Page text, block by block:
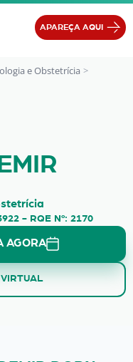
APAREÇA AQUI
e Obstetrícia
- RQE Nº: 2170
AGORA